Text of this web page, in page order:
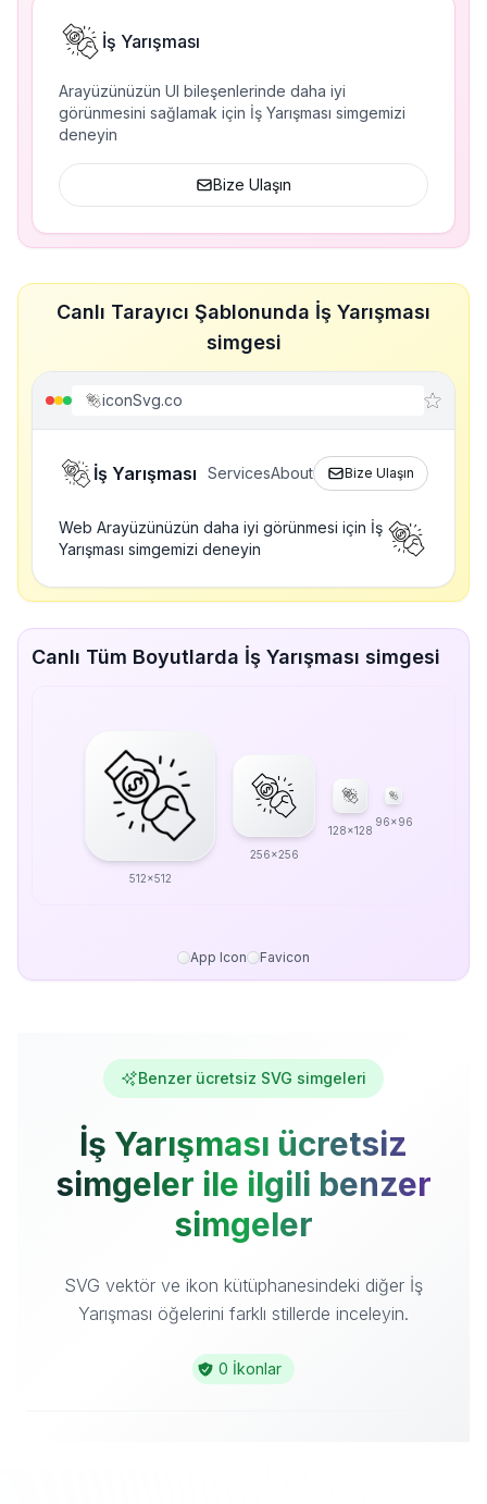
İş Yarışması
Arayüzünüzün UI bileşenlerinde daha iyi
görünmesini sağlamak için İş Yarışması simgemizi
deneyin
Bize Ulaşın
Canlı Tarayıcı Şablonunda İş Yarışması
simgesi
iconSvg.co
İş Yarışması ServicesAbout Bize Ulaşın
Web Arayüzünüzün daha iyi görünmesi için İş
Yarışması simgemizi deneyin
Canlı Tüm Boyutlarda İş Yarışması simgesi
512x512
256x256
128x128
96x96
App Icon Favicon
Benzer ücretsiz SVG simgeleri
İş Yarışması ücretsiz
simgeler ile ilgili benzer
simgeler
SVG vektör ve ikon kütüphanesindeki diğer İş
Yarışması öğelerini farklı stillerde inceleyin.
0 İkonlar